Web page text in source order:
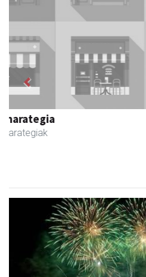
Zubeldia arrain eta mariskoa
Zizurkil - Arrandegiak
Previous